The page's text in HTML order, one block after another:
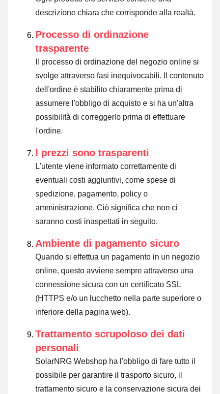
descrizione chiara che corrisponde alla realtà.
Processo di ordinazione
trasparente
Il processo di ordinazione del negozio online si
svolge attraverso fasi inequivocabili. Il contenuto
dell'ordine è stabilito chiaramente prima di
assumere l'obbligo di acquisto e si ha un'altra
possibilità di correggerlo prima di effettuare
l'ordine.
I prezzi sono trasparenti
L'utente viene informato correttamente di
eventuali costi aggiuntivi, come spese di
spedizione, pagamento, policy o
amministrazione. Ciò significa che non ci
saranno costi inaspettati in seguito.
Ambiente di pagamento sicuro
Quando si effettua un pagamento in un negozio
online, questo avviene sempre attraverso una
connessione sicura con un certificato SSL
(HTTPS e/o un lucchetto nella parte superiore o
inferiore della pagina web).
Trattamento scrupoloso dei dati
personali
SolarNRG Webshop ha l'obbligo di fare tutto il
possibile per garantire il trasporto sicuro, il
trattamento sicuro e la conservazione sicura dei